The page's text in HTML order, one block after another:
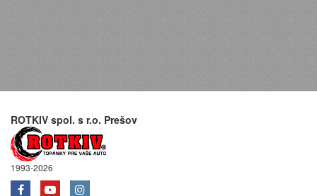
ROTKIV spol. s r.o. Prešov
1993-2026